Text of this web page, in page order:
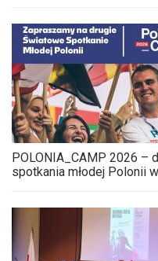
POLONIA_CAMP 2026 –
spotkania młodej Polonii